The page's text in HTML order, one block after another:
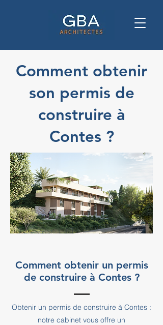
Comment obtenir
son permis de
construire à
Contes ?
Comment obtenir un permis
de construire à Contes ?
Obtenir un permis de construire à Contes :
notre cabinet vous offre un